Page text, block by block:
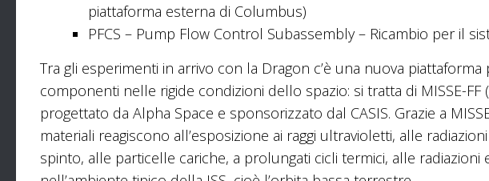
piattaforma esterna di Columbus)
PFCS – Pump Flow Control Subassembly – Ricambio per il
Tra gli esperimenti in arrivo con la Dragon c’è una nuova
componenti nelle rigide condizioni dello spazio: si tratta di MISSE-FF
progettato da Alpha Space e sponsorizzato dal CASIS. Grazie a
materiali reagiscono all’esposizione ai raggi ultravioletti, alle
spinto, alle particelle cariche, a prolungati cicli termici, alle